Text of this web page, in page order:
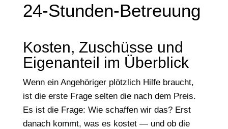
24-Stunden-Betreuung
Kosten, Zuschüsse und
Eigenanteil im Überblick
Wenn ein Angehöriger plötzlich Hilfe braucht,
ist die erste Frage selten die nach dem Preis.
Es ist die Frage: Wie schaffen wir das? Erst
danach kommt, was es kostet — und ob die